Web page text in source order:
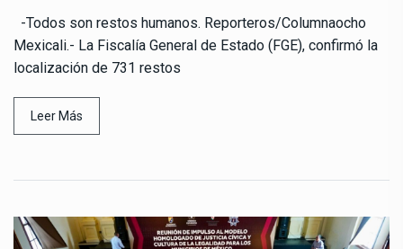
-Todos son restos humanos. Reporteros/Columnaocho
Mexicali.- La Fiscalía General de Estado (FGE), confirmó la
localización de 731 restos
Leer Más